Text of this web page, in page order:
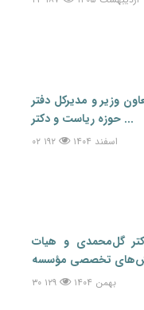
وزیر و مدیرکل دفتر
حوزه ریاست و دکتر ...
۰۲ اسفند ۱۴۰۴ ۱۹۲
گل‌محمدی و هیات
۳۰ بهمن ۱۴۰۴ ۱۲۹